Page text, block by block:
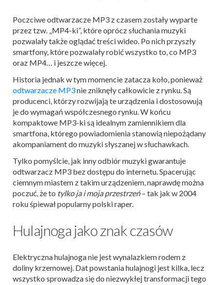
Poczciwe odtwarzacze MP3 z czasem zostały wyparte
przez tzw. „MP4-ki”, które oprócz słuchania muzyki
pozwalały także oglądać treści wideo. Po nich przyszły
smartfony, które pozwalały robić wszystko to, co MP3
oraz MP4… i jeszcze więcej.
Historia jednak w tym momencie zatacza koło, ponieważ
odtwarzacze MP3nie zniknęły całkowicie z rynku. Są
producenci, którzy rozwijają te urządzenia i dostosowują
je do wymagań współczesnego rynku. W końcu
kompaktowe MP3-ki są idealnym zamiennikiem dla
smartfona, którego powiadomienia stanowią niepożądany
akompaniament do muzyki słyszanej w słuchawkach.
Tylko pomyślcie, jak inny odbiór muzyki gwarantuje
odtwarzacz MP3 bez dostępu do internetu. Spacerując
ciemnym miastem z takim urządzeniem, naprawdę można
poczuć, że to tylko ja i moja przestrzeń– tak jak w 2004
roku śpiewał popularny polski raper.
Hulajnoga jako znak czasów
Elektryczna hulajnoga nie jest wynalazkiem rodem z
doliny krzemowej. Dat powstania hulajnogi jest kilka, lecz
wszystko sprowadza się do niezwykłej transformacji tego